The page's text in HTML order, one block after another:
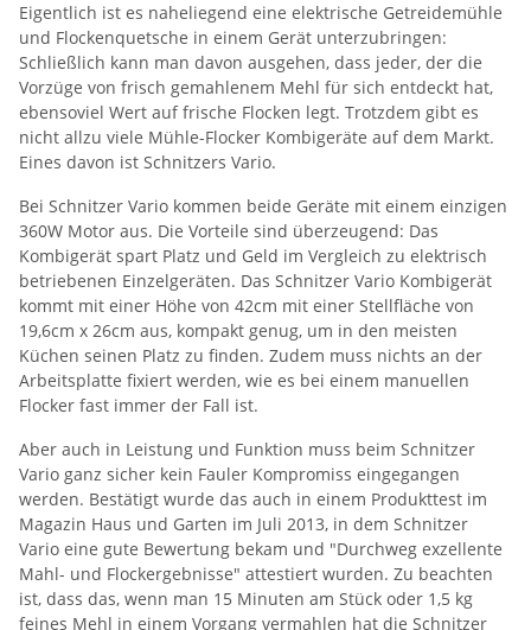
Eigentlich ist es naheliegend eine elektrische Getreidemühle
und Flockenquetsche in einem Gerät unterzubringen:
Schließlich kann man davon ausgehen, dass jeder, der die
Vorzüge von frisch gemahlenem Mehl für sich entdeckt hat,
ebensoviel Wert auf frische Flocken legt. Trotzdem gibt es
nicht allzu viele Mühle-Flocker Kombigeräte auf dem Markt.
Eines davon ist Schnitzers Vario.
Bei Schnitzer Vario kommen beide Geräte mit einem einzigen
360W Motor aus. Die Vorteile sind überzeugend: Das
Kombigerät spart Platz und Geld im Vergleich zu elektrisch
betriebenen Einzelgeräten. Das Schnitzer Vario Kombigerät
kommt mit einer Höhe von 42cm mit einer Stellfläche von
19,6cm x 26cm aus, kompakt genug, um in den meisten
Küchen seinen Platz zu finden. Zudem muss nichts an der
Arbeitsplatte fixiert werden, wie es bei einem manuellen
Flocker fast immer der Fall ist.
Aber auch in Leistung und Funktion muss beim Schnitzer
Vario ganz sicher kein Fauler Kompromiss eingegangen
werden. Bestätigt wurde das auch in einem Produkttest im
Magazin Haus und Garten im Juli 2013, in dem Schnitzer
Vario eine gute Bewertung bekam und "Durchweg exzellente
Mahl- und Flockergebnisse" attestiert wurden. Zu beachten
ist, dass das, wenn man 15 Minuten am Stück oder 1,5 kg
feines Mehl in einem Vorgang vermahlen hat die Schnitzer